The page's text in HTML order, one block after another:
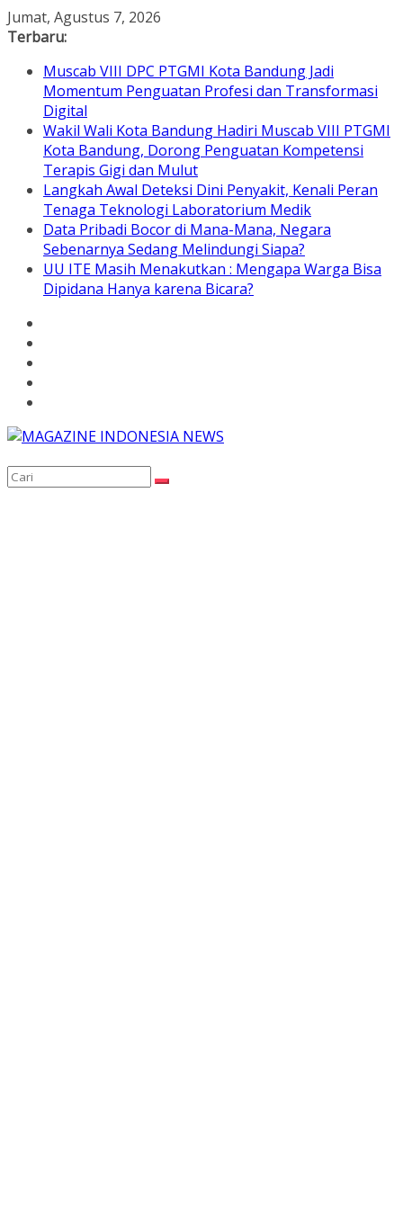
Skip
to
Jumat, Agustus 7, 2026
Terbaru:
Muscab VIII DPC PTGMI Kota Bandung Jadi
Momentum Penguatan Profesi dan Transformasi
Digital
Wakil Wali Kota Bandung Hadiri Muscab VIII PTGMI
Kota Bandung, Dorong Penguatan Kompetensi
Terapis Gigi dan Mulut
Langkah Awal Deteksi Dini Penyakit, Kenali Peran
Tenaga Teknologi Laboratorium Medik
Data Pribadi Bocor di Mana-Mana, Negara
Sebenarnya Sedang Melindungi Siapa?
UU ITE Masih Menakutkan : Mengapa Warga Bisa
Dipidana Hanya karena Bicara?